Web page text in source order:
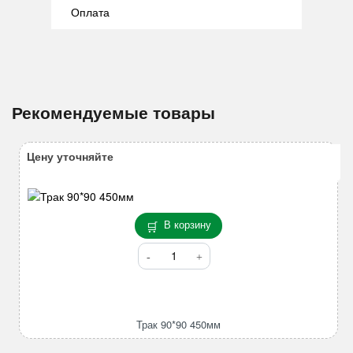
Оплата
Рекомендуемые товары
В корзину
Количество
товара
Трак 90*90 450мм
Цену уточняйте